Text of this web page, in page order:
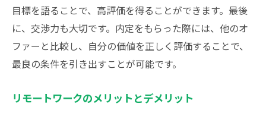
目標を語ることで、高評価を得ることができます。最後
に、交渉力も大切です。内定をもらった際には、他のオ
ファーと比較し、自分の価値を正しく評価することで、
最良の条件を引き出すことが可能です。
リモートワークのメリットとデメリット